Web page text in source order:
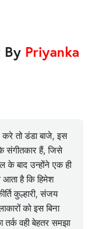
By Priyanka
तो डंडा बाजे, इस
संगीतकार हैं, जिसे
के बाद उन्होंने एक ही
आता है कि हिमेश
कुल्हारी, संजय
को इस बिना
तर्क वही बेहतर समझा